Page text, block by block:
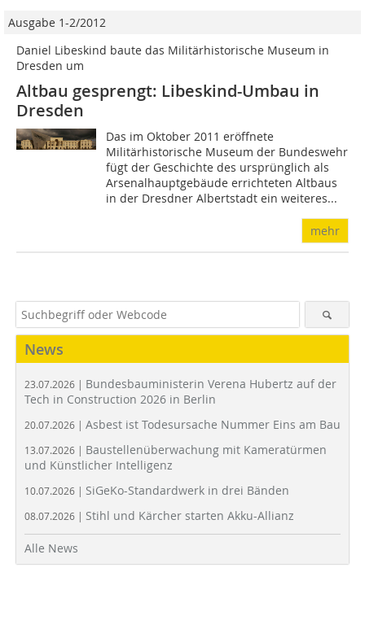
Ausgabe 1-2/2012
Daniel Libeskind baute das Militärhistorische Museum in
Dresden um
Altbau gesprengt: Libeskind-Umbau in
Dresden
Das im Oktober 2011 eröffnete
Militärhistorische Museum der Bundeswehr
fügt der Geschichte des ursprünglich als
Arsenalhauptgebäude errichteten Altbaus
in der Dresdner Albertstadt ein weiteres...
mehr
News
23.07.2026 | Bundesbauministerin Verena Hubertz auf der
Tech in Construction 2026 in Berlin
20.07.2026 | Asbest ist Todesursache Nummer Eins am Bau
13.07.2026 | Baustellenüberwachung mit Kameratürmen
und Künstlicher Intelligenz
10.07.2026 | SiGeKo-Standardwerk in drei Bänden
08.07.2026 | Stihl und Kärcher starten Akku-Allianz
Alle News